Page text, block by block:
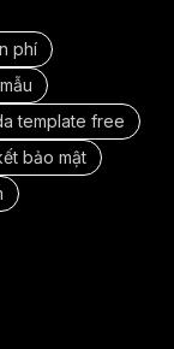
phí
template free
bảo mật